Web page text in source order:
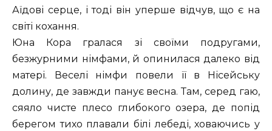
Аїдові серце, і тоді він уперше відчув, що є на
світі кохання.
Юна Кора гралася зі своїми подругами,
безжурними німфами, й опинилася далеко від
матері. Веселі німфи повели її в Нісейську
долину, де завжди панує весна. Там, серед гаю,
сяяло чисте плесо глибокого озера, де попід
берегом тихо плавали білі лебеді, ховаючись у